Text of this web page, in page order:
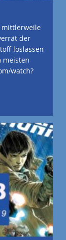
mittlerweile
der
loslassen
meisten
watch?